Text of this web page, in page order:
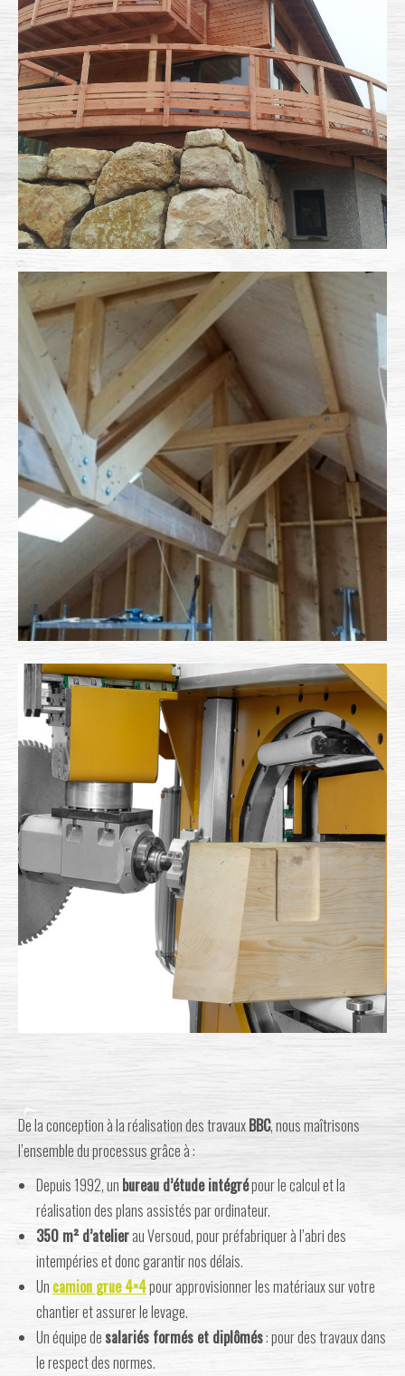
De la conception à la réalisation des travauxBBC, nous maîtrisons
l’ensemble du processus grâce à :
Depuis 1992, un bureau d’étude intégrépour le calcul et la
réalisation des plans assistés par ordinateur.
350 m² d’atelierau Versoud, pour préfabriquer à l’abri des
intempéries et donc garantir nos délais.
Un camion grue 4×4pour approvisionner les matériaux sur votre
chantier et assurer le levage.
Un équipe de salariés formés et diplômés: pour des travaux dans
le respect des normes.